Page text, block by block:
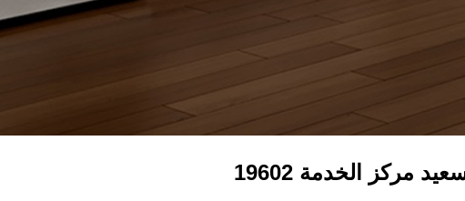
مركز الخدمة 19602